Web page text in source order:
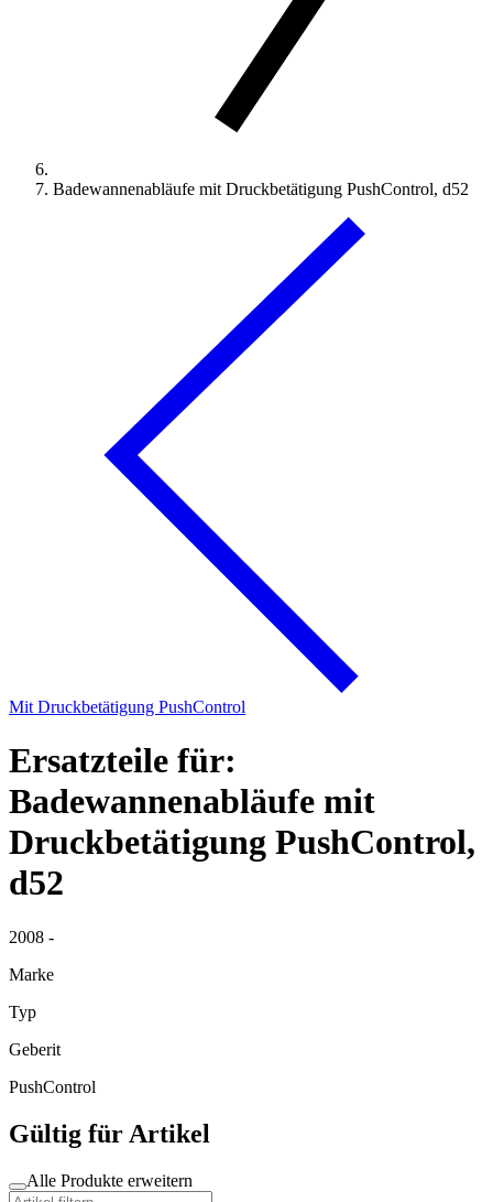
Badewannenabläufe mit Druckbetätigung PushControl, d52
Mit Druckbetätigung PushControl
Ersatzteile für:
Badewannenabläufe mit
Druckbetätigung PushControl,
d52
2008 -
Marke
Typ
Geberit
PushControl
Gültig für Artikel
Alle Produkte erweitern